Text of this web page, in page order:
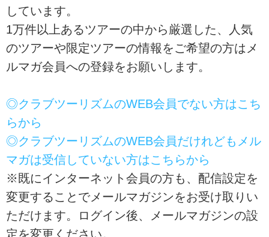
しています。
1万件以上あるツアーの中から厳選した、人気
のツアーや限定ツアーの情報をご希望の方はメ
ルマガ会員への登録をお願いします。
◎クラブツーリズムのWEB会員でない方はこち
らから
◎クラブツーリズムのWEB会員だけれどもメル
マガは受信していない方はこちらから
※既にインターネット会員の方も、配信設定を
変更することでメールマガジンをお受け取りい
ただけます。ログイン後、メールマガジンの設
定を変更ください。